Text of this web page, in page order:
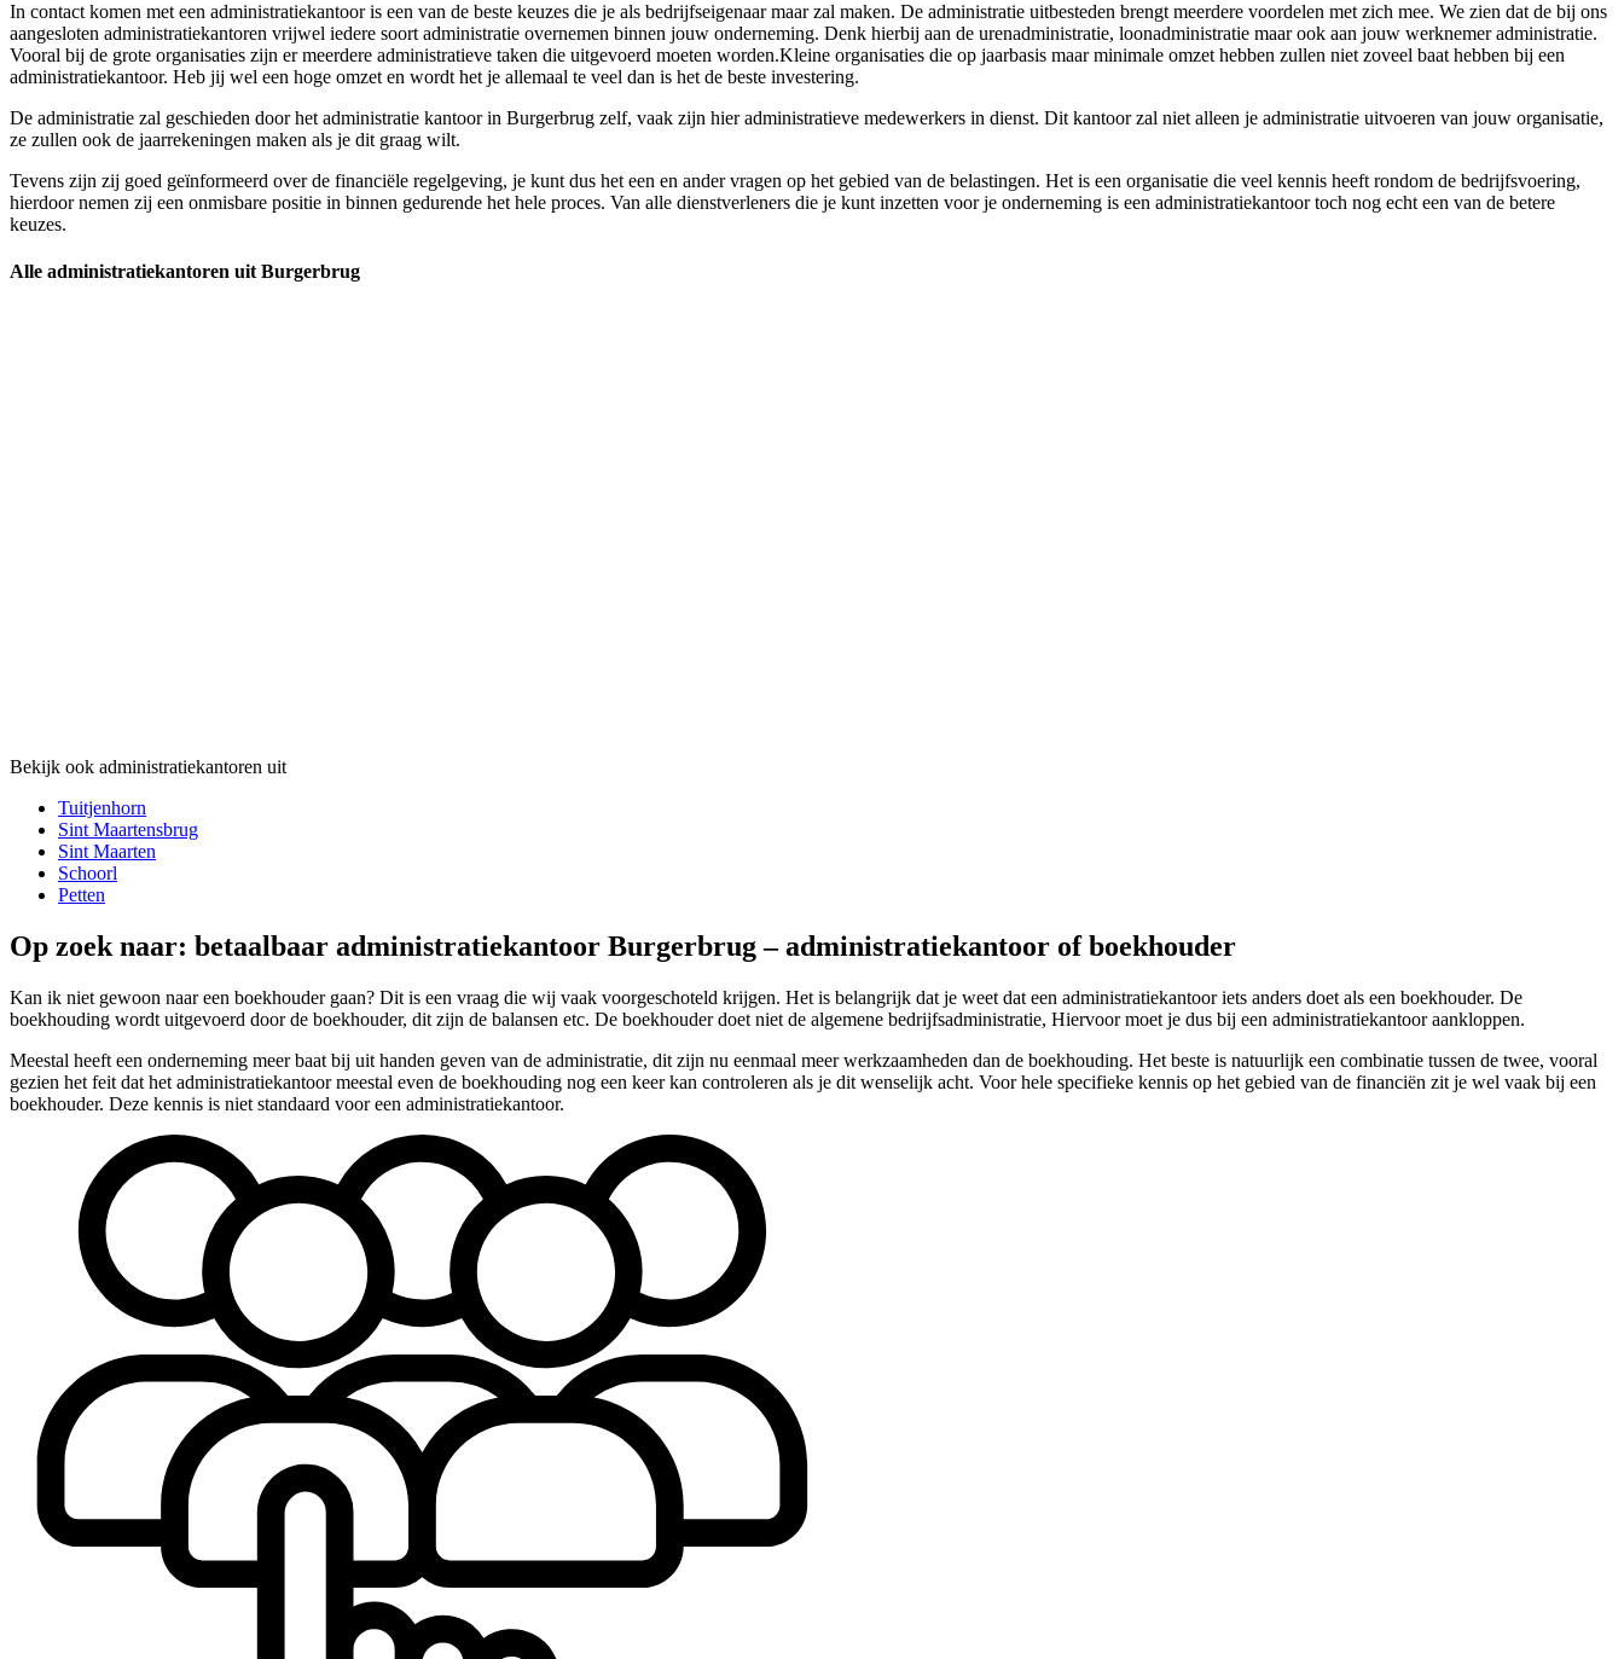
In contact komen met een administratiekantoor is een van de beste keuzes die je als bedrijfseigenaar maar zal maken. De administratie uitbesteden brengt meerdere voordelen met zich mee. We zien dat de bij ons
aangesloten administratiekantoren vrijwel iedere soort administratie overnemen binnen jouw onderneming. Denk hierbij aan de urenadministratie, loonadministratie maar ook aan jouw werknemer administratie.
Vooral bij de grote organisaties zijn er meerdere administratieve taken die uitgevoerd moeten worden.Kleine organisaties die op jaarbasis maar minimale omzet hebben zullen niet zoveel baat hebben bij een
administratiekantoor. Heb jij wel een hoge omzet en wordt het je allemaal te veel dan is het de beste investering.
De administratie zal geschieden door het administratie kantoor in Burgerbrug zelf, vaak zijn hier administratieve medewerkers in dienst. Dit kantoor zal niet alleen je administratie uitvoeren van jouw organisatie,
ze zullen ook de jaarrekeningen maken als je dit graag wilt.
Tevens zijn zij goed geïnformeerd over de financiële regelgeving, je kunt dus het een en ander vragen op het gebied van de belastingen. Het is een organisatie die veel kennis heeft rondom de bedrijfsvoering,
hierdoor nemen zij een onmisbare positie in binnen gedurende het hele proces. Van alle dienstverleners die je kunt inzetten voor je onderneming is een administratiekantoor toch nog echt een van de betere
keuzes.
Alle administratiekantoren uit Burgerbrug
Bekijk ook administratiekantoren uit
Tuitjenhorn
Sint Maartensbrug
Sint Maarten
Schoorl
Petten
Op zoek naar: betaalbaar administratiekantoor Burgerbrug – administratiekantoor of boekhouder
Kan ik niet gewoon naar een boekhouder gaan? Dit is een vraag die wij vaak voorgeschoteld krijgen. Het is belangrijk dat je weet dat een administratiekantoor iets anders doet als een boekhouder. De
boekhouding wordt uitgevoerd door de boekhouder, dit zijn de balansen etc. De boekhouder doet niet de algemene bedrijfsadministratie, Hiervoor moet je dus bij een administratiekantoor aankloppen.
Meestal heeft een onderneming meer baat bij uit handen geven van de administratie, dit zijn nu eenmaal meer werkzaamheden dan de boekhouding. Het beste is natuurlijk een combinatie tussen de twee, vooral
gezien het feit dat het administratiekantoor meestal even de boekhouding nog een keer kan controleren als je dit wenselijk acht. Voor hele specifieke kennis op het gebied van de financiën zit je wel vaak bij een
boekhouder. Deze kennis is niet standaard voor een administratiekantoor.